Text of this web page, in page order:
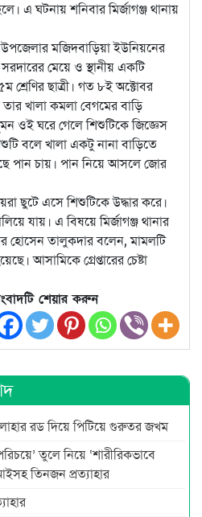
এ ঘটনায় শনিবার মির্জাগঞ্জ থানায়
উপজেলার মজিদবাড়িয়া ইউনিয়নের
মেয়ে ও স্থানীয় একটি
শ্রেণির ছাত্রী। গত ৮ই অক্টোবর
খালা কমলা বেগমের বাড়ি
ওই ঘরে গেলে শিশুটিকে জিজ্ঞেস
বলে খালা একটু নানা বাড়িতে
পান চায়। পান নিয়ে আসলে জোর
ছুটে এসে শিশুটিকে উদ্ধার করে।
যায়। এ বিষয়ে মির্জাগঞ্জ থানার
হোসেন তালুকদার বলেন, মামলটি
আসামিকে গ্রেপ্তারের চেষ্টা
শেয়ার করুন
রড দিয়ে পিটিয়ে গুরুতর জখম
তুলে নিয়ে ‘শারীরিকভাবে
তিনজন প্রত্যাহার